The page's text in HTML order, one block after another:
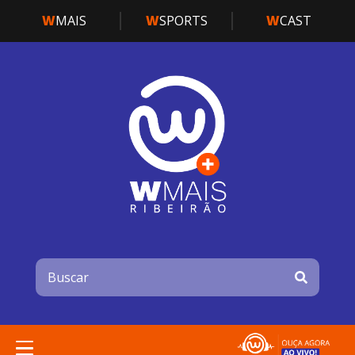
WMAIS WSPORTS WCAST